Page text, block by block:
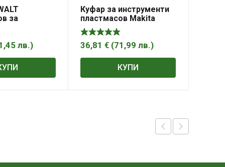
за
лв.)
Куфар за инструменти
пластмасов Makita
821550-0
36,81 € (71,99 лв.)
КУПИ